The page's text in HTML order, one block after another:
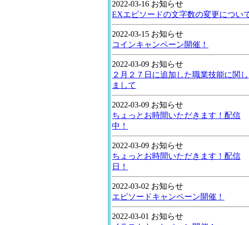
2022-03-16 お知らせ
EXエピソードの文字数の変更につい
2022-03-15 お知らせ
コインキャンペーン開催！
2022-03-09 お知らせ
２月２７日に追加した職業技能に関し
まして
2022-03-09 お知らせ
ちょっとお時間いただきます！配信
中！
2022-03-09 お知らせ
ちょっとお時間いただきます！配信
日！
2022-03-02 お知らせ
エピソードキャンペーン開催！
2022-03-01 お知らせ